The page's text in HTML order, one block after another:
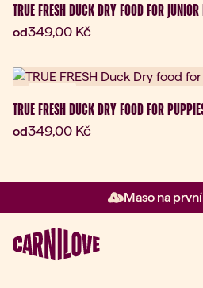
TRUE FRESH DUCK DRY FOOD FOR
odAktuální cena:
349,00 Kč
TRUE FRESH DUCK DRY FOOD FOR
odAktuální cena:
349,00 Kč
Maso na